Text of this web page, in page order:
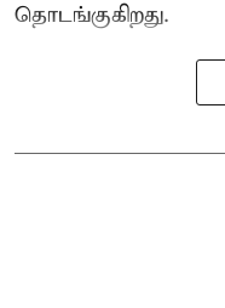
தொடங்குகிறது.